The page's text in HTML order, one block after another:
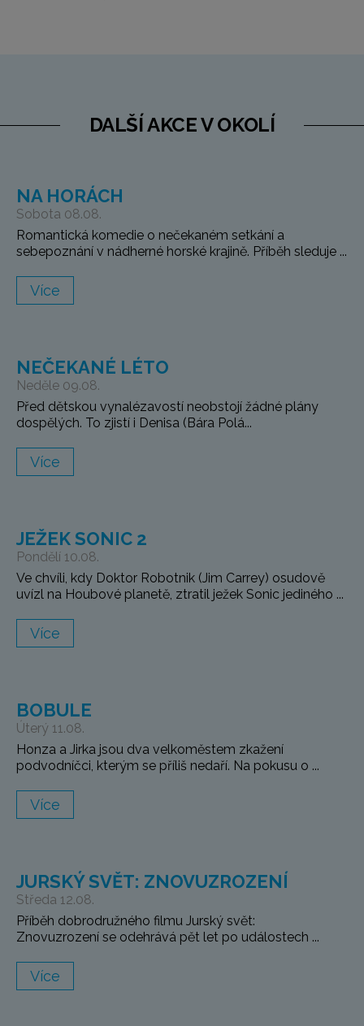
DALŠÍ AKCE V OKOLÍ
NA HORÁCH
Sobota 08.08.
Romantická komedie o nečekaném setkání a
sebepoznání v nádherné horské krajině. Příběh sleduje ...
Více
NEČEKANÉ LÉTO
Neděle 09.08.
Před dětskou vynalézavostí neobstojí žádné plány
dospělých. To zjistí i Denisa (Bára Polá...
Více
JEŽEK SONIC 2
Pondělí 10.08.
Ve chvíli, kdy Doktor Robotnik (Jim Carrey) osudově
uvízl na Houbové planetě, ztratil ježek Sonic jediného ...
Více
BOBULE
Úterý 11.08.
Honza a Jirka jsou dva velkoměstem zkažení
podvodníčci, kterým se příliš nedaří. Na pokusu o ...
Více
JURSKÝ SVĚT: ZNOVUZROZENÍ
Středa 12.08.
Příběh dobrodružného filmu Jurský svět:
Znovuzrození se odehrává pět let po událostech ...
Více